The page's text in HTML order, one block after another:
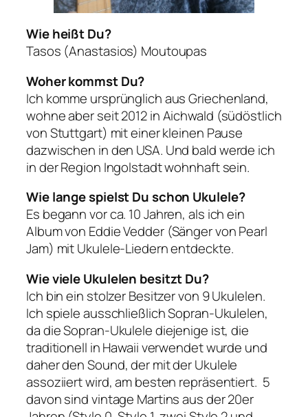
Wie heißt Du?
Tasos (Anastasios) Moutoupas
Woher kommst Du?
Ich komme ursprünglich aus Griechenland,
wohne aber seit 2012 in Aichwald (südöstlich
von Stuttgart) mit einer kleinen Pause
dazwischen in den USA. Und bald werde ich
in der Region Ingolstadt wohnhaft sein.
Wie lange spielst Du schon Ukulele?
Es begann vor ca. 10 Jahren, als ich ein
Album von Eddie Vedder (Sänger von Pearl
Jam) mit Ukulele-Liedern entdeckte.
Wie viele Ukulelen besitzt Du?
Ich bin ein stolzer Besitzer von 9 Ukulelen.
Ich spiele ausschließlich Sopran-Ukulelen,
da die Sopran-Ukulele diejenige ist, die
traditionell in Hawaii verwendet wurde und
daher den Sound, der mit der Ukulele
assoziiert wird, am besten repräsentiert. 5
davon sind vintage Martins aus der 20er